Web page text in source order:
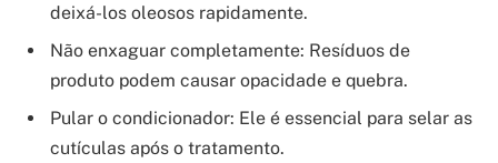
deixá-los oleosos rapidamente.
Não enxaguar completamente: Resíduos de
produto podem causar opacidade e quebra.
Pular o condicionador: Ele é essencial para selar as
cutículas após o tratamento.